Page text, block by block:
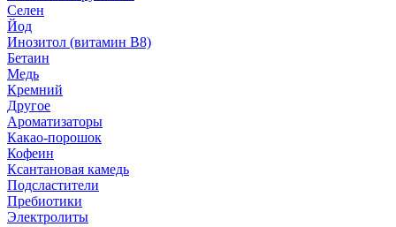
Селен
Йод
Инозитол (витамин B8)
Бетаин
Медь
Кремний
Другое
Ароматизаторы
Какао-порошок
Кофеин
Ксантановая камедь
Подсластители
Пребиотики
Электролиты